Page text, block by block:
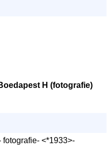
H (fotografie)
fotografie- <*1933>-